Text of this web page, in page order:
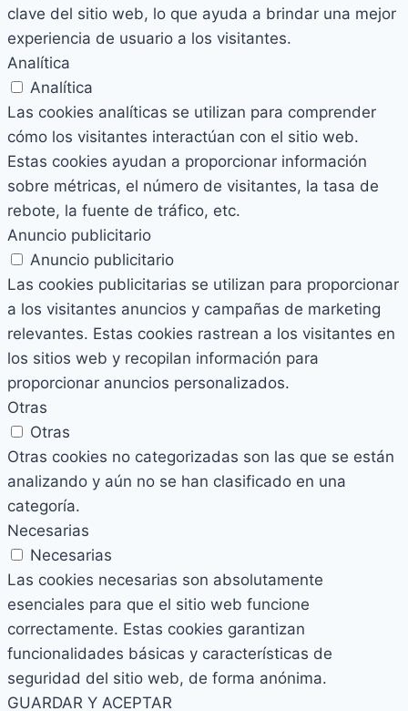
clave del sitio web, lo que ayuda a brindar una mejor
experiencia de usuario a los visitantes.
Analítica
Analítica
Las cookies analíticas se utilizan para comprender
cómo los visitantes interactúan con el sitio web.
Estas cookies ayudan a proporcionar información
sobre métricas, el número de visitantes, la tasa de
rebote, la fuente de tráfico, etc.
Anuncio publicitario
Anuncio publicitario
Las cookies publicitarias se utilizan para proporcionar
a los visitantes anuncios y campañas de marketing
relevantes. Estas cookies rastrean a los visitantes en
los sitios web y recopilan información para
proporcionar anuncios personalizados.
Otras
Otras
Otras cookies no categorizadas son las que se están
analizando y aún no se han clasificado en una
categoría.
Necesarias
Necesarias
Las cookies necesarias son absolutamente
esenciales para que el sitio web funcione
correctamente. Estas cookies garantizan
funcionalidades básicas y características de
seguridad del sitio web, de forma anónima.
GUARDAR Y ACEPTAR